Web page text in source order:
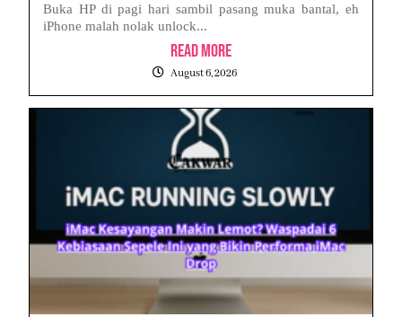
Buka HP di pagi hari sambil pasang muka bantal, eh
iPhone malah nolak unlock...
Read More
August 6, 2026